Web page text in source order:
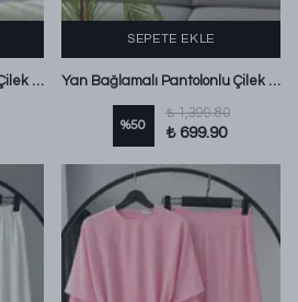
Yan Bağlamalı Pantolonlu Çilek Takım Gri
SEPETE EKLE
Yan Bağlamalı Pantolonlu Çilek Takım Fuşya
%50
₺ 1,399.80
₺ 699.90